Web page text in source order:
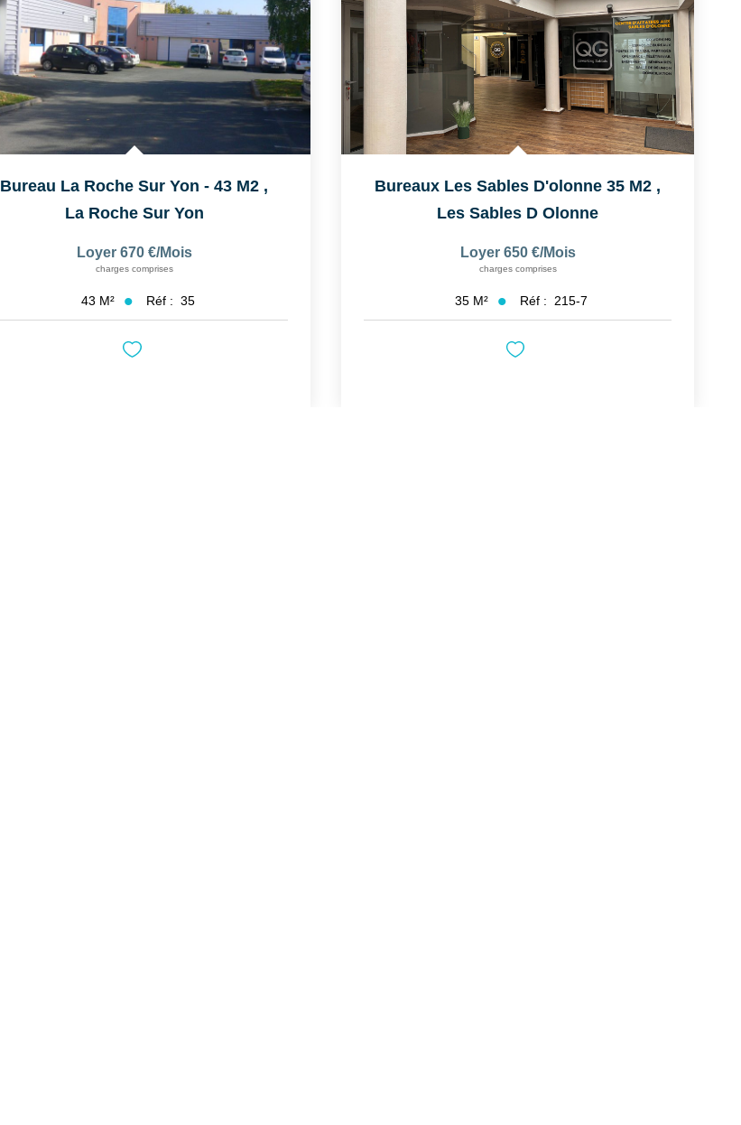
Bureau La Roche Sur Yon - 43 M2 ,
La Roche Sur Yon
Loyer 670 €/mois
charges comprises
43 M² Réf : 35
Bureaux Les Sables D'olonne 35 M2 ,
Les Sables D Olonne
Loyer 650 €/mois
charges comprises
35 M² Réf : 215-7